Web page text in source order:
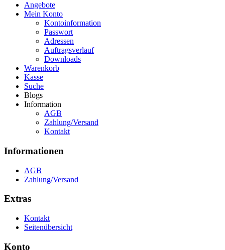
Angebote
Mein Konto
Kontoinformation
Passwort
Adressen
Auftragsverlauf
Downloads
Warenkorb
Kasse
Suche
Blogs
Information
AGB
Zahlung/Versand
Kontakt
Informationen
AGB
Zahlung/Versand
Extras
Kontakt
Seitenübersicht
Konto